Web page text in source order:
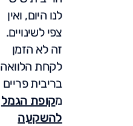
לנו היום, ואין
צפי לשינויים.
זה לא הזמן
לקחת הלוואה
בריבית פריים
מקופת הגמל
להשקעה